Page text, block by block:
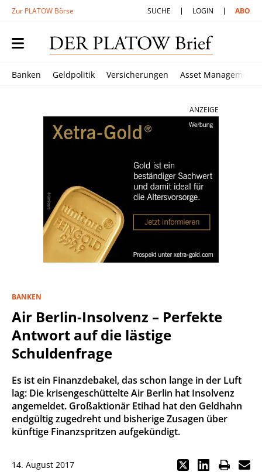
Zur PLATOW Börse SUCHE LOGIN ABO
Banken Geldpolitik Versicherungen Asset Management
ANZEIGE
BANKEN
Air Berlin-Insolvenz – Perfekte
Antwort auf die lästige
Schuldenfrage
Es ist ein Finanzdebakel, das schon lange in der Luft
lag: Die krisengeschüttelte Air Berlin hat Insolvenz
angemeldet. Großaktionär Etihad hat den Geldhahn
endgültig zugedreht und bisherige Zusagen über
künftige Finanzspritzen aufgekündigt.
14. August 2017